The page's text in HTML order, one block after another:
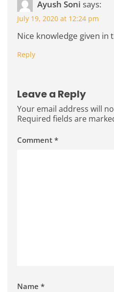
Ayush Soni says:
July 19, 2020 at 12:24 pm
Nice knowledge given in
Reply
Leave a Reply
Your email address will
Required fields are
Comment *
Name *